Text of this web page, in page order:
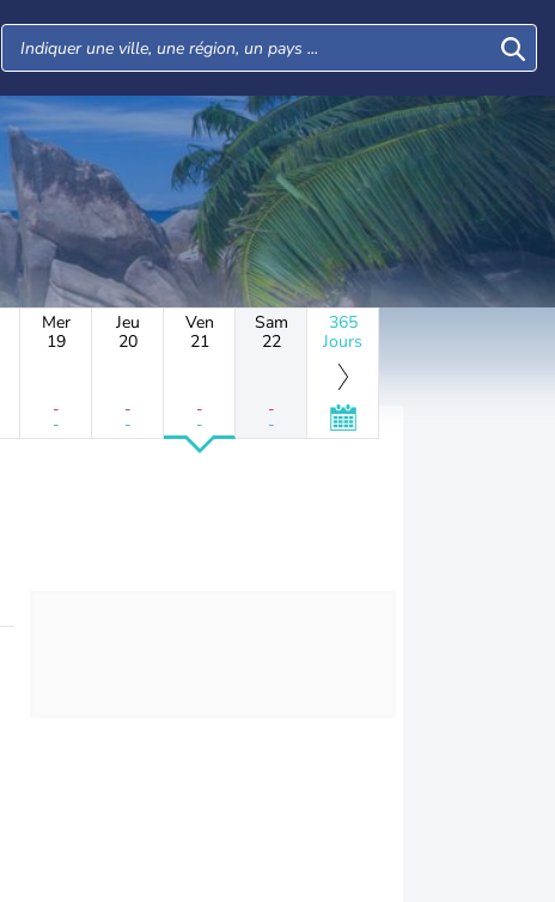
Mer
19
-
-
Jeu
20
-
-
Ven
21
-
-
Sam
22
-
-
365
Jours